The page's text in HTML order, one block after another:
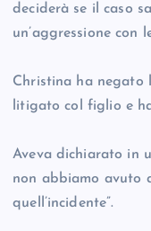
deciderà se il caso
un’aggressione con
Christina ha negato
litigato col figlio e
Aveva dichiarato in
non abbiamo avuto
quell’incidente”.